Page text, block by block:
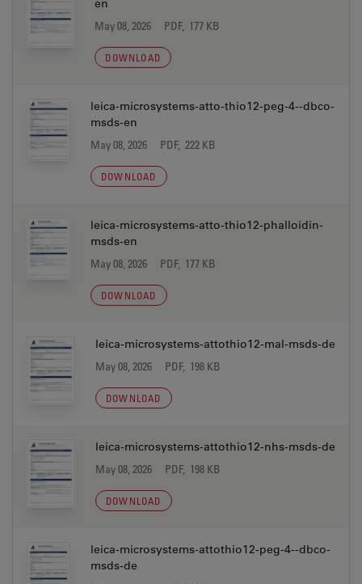
en
May 08, 2026 PDF, 177 KB
DOWNLOAD
leica-microsystems-atto-thio12-peg-4--dbco-
msds-en
May 08, 2026 PDF, 222 KB
DOWNLOAD
leica-microsystems-atto-thio12-phalloidin-
msds-en
May 08, 2026 PDF, 177 KB
DOWNLOAD
leica-microsystems-attothio12-mal-msds-de
May 08, 2026 PDF, 198 KB
DOWNLOAD
leica-microsystems-attothio12-nhs-msds-de
May 08, 2026 PDF, 198 KB
DOWNLOAD
leica-microsystems-attothio12-peg-4--dbco-
msds-de